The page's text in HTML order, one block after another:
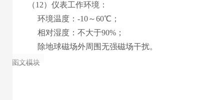
（1 2）仪表工作环境：
环境温度：-10～60℃；
相对湿度：不大于90%；
除地球磁场外周围无强磁场干扰。
图文模块
图文模块
图文模块
图文模块
图文模块
图文模块
图文模块
图文模块
图文模块